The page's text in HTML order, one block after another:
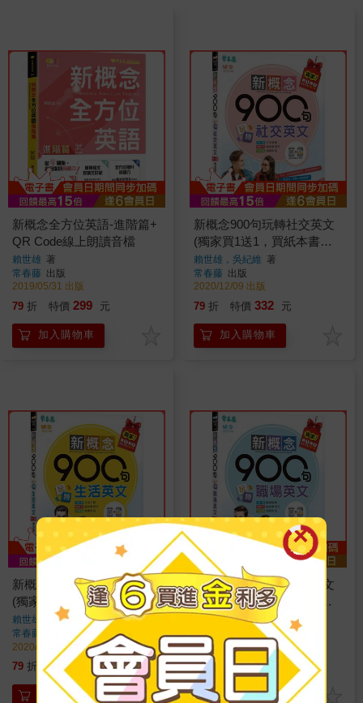
新概念全方位英語-進階篇+
QR Code線上朗讀音檔
賴世雄 著
常春藤 出版
2019/05/31 出版
79 折 特價 299 元
加入購物車
新概念900句玩轉社交英文
(獨家買1送1，買紙本書送
電子書)
賴世雄，吳紀維 著
常春藤 出版
2020/12/09 出版
79 折 特價 332 元
加入購物車
新概念900句玩轉生活英文
(獨家買1送1，買紙本書送
電子書)
賴世雄，吳紀維
著
常春藤
2020/12/09 出版
79 折 特價 332 元
加入購物車
新概念900句玩轉職場英文
(獨家買1送1，買紙本書送
電子書)
賴世雄，吳紀維著
常春藤
2020/12/09 出版
79 折 特價 332 元
加入購物車